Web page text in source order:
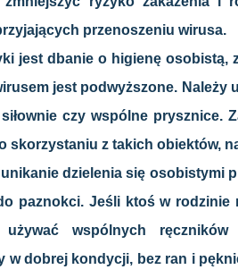
przenoszeniu wirusa.
jest dbanie o higienę osobistą,
jest podwyższone.
czy wspólne prysznice.
skorzystaniu z takich obiektów,
dzielenia się osobistymi
paznokci. Jeśli ktoś w rodzinie
wspólnych
w dobrej kondycji, bez ran i